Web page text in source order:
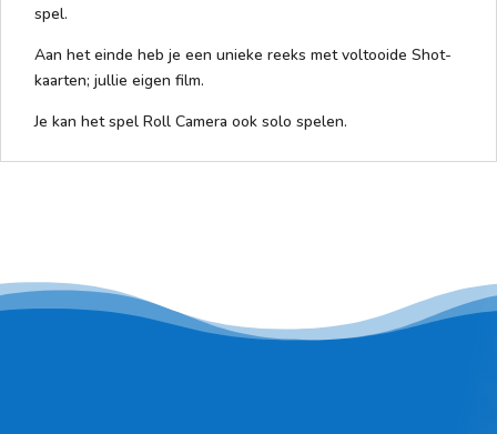
spel.
Aan het einde heb je een unieke reeks met voltooide Shot-
kaarten; jullie eigen film.
Je kan het spel Roll Camera ook solo spelen.